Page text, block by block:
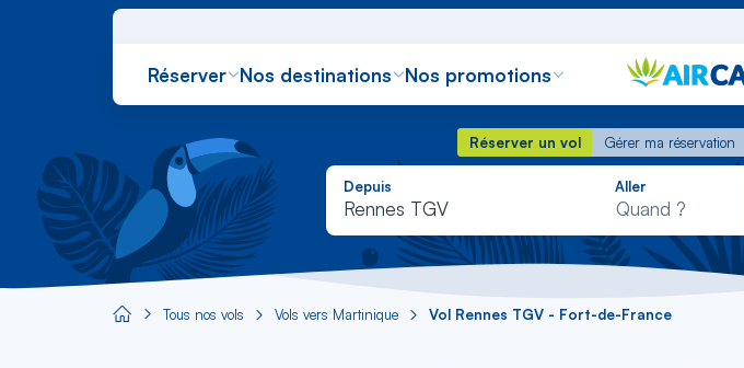
Réserver Nos destinations Nos promotions
Réserver un vol Gérer ma réservation
Réserver un vol
Gérer ma réservation
Depuis
Rennes TGV
Rechercher
dans
liste
Aller
Aircaraibes.com
Tous nos vols Vols vers Martinique Vol Rennes TGV - Fort-de-France